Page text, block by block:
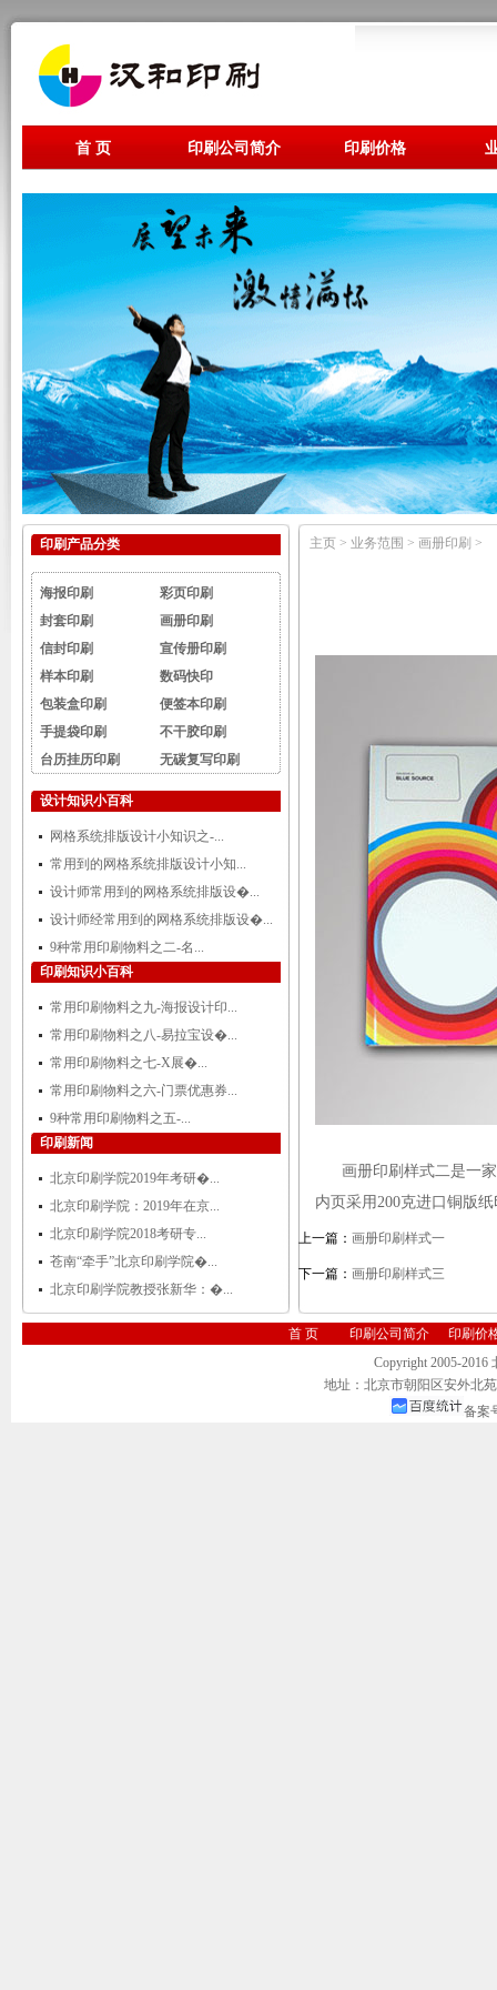
首 页 印刷公司简介 印刷价格
主页 > 业务范围 > 画册印刷 >
画册印刷样式二是一家
内页采用200克进口铜版
上一篇： 画册印刷样式一
下一篇： 画册印刷样式三
印刷产品分类
海报印刷
彩页印刷
封套印刷
画册印刷
信封印刷
宣传册印刷
样本印刷
数码快印
包装盒印刷
便签本印刷
手提袋印刷
不干胶印刷
台历挂历印刷
无碳复写印刷
设计知识小百科
网格系统排版设计小知识之-...
常用到的网格系统排版设计小知...
设计师常用到的网格系统排版设�...
设计师经常用到的网格系统排版设�...
9种常用印刷物料之二-名...
印刷知识小百科
常用印刷物料之九-海报设计印...
常用印刷物料之八-易拉宝设�...
常用印刷物料之七-X展�...
常用印刷物料之六-门票优惠券...
9种常用印刷物料之五-...
印刷新闻
北京印刷学院2019年考研�...
北京印刷学院：2019年在京...
北京印刷学院2018考研专...
苍南“牵手”北京印刷学院�...
北京印刷学院教授张新华：�...
首 页 印刷公司简介
印刷价
Copyright 2005-
地址：北京市朝阳区安外北
备案